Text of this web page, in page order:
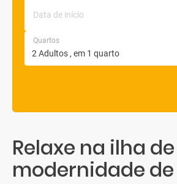
Data de início
Quartos
Relaxe na ilha
modernidade